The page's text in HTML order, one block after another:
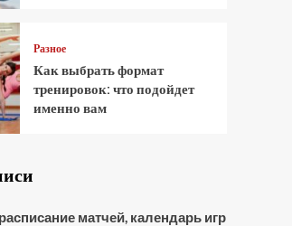
Разное
Как выбрать формат
тренировок: что подойдет
именно вам
матчей, календарь игр